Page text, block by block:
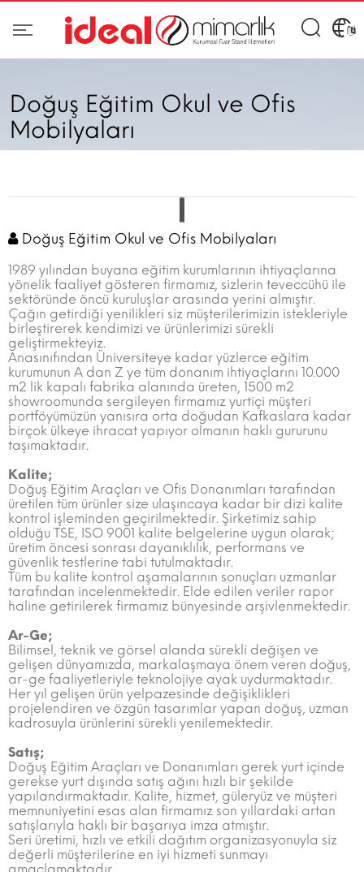
Doğuş Eğitim Okul ve Ofis
Mobilyaları
Doğuş Eğitim Okul ve Ofis Mobilyaları
1989 yılından buyana eğitim kurumlarının ihtiyaçlarına
yönelik faaliyet gösteren firmamız, sizlerin teveccühü ile
sektöründe öncü kuruluşlar arasında yerini almıştır.
Çağın getirdiği yenilikleri siz müşterilerimizin istekleriyle
birleştirerek kendimizi ve ürünlerimizi sürekli
geliştirmekteyiz.
Anasınıfından Üniversiteye kadar yüzlerce eğitim
kurumunun A dan Z ye tüm donanım ihtiyaçlarını 10.000
m2 lik kapalı fabrika alanında üreten, 1500 m2
showroomunda sergileyen firmamız yurtiçi müşteri
portföyümüzün yanısıra orta doğudan Kafkaslara kadar
birçok ülkeye ihracat yapıyor olmanın haklı gururunu
taşımaktadır.
Kalite;
Doğuş Eğitim Araçları ve Ofis Donanımları tarafından
üretilen tüm ürünler size ulaşıncaya kadar bir dizi kalite
kontrol işleminden geçirilmektedir. Şirketimiz sahip
olduğu TSE, ISO 9001 kalite belgelerine uygun olarak;
üretim öncesi sonrası dayanıklılık, performans ve
güvenlik testlerine tabi tutulmaktadır.
Tüm bu kalite kontrol aşamalarının sonuçları uzmanlar
tarafından incelenmektedir. Elde edilen veriler rapor
haline getirilerek firmamız bünyesinde arşivlenmektedir.
Ar-Ge;
Bilimsel, teknik ve görsel alanda sürekli değişen ve
gelişen dünyamızda, markalaşmaya önem veren doğuş,
ar-ge faaliyetleriyle teknolojiye ayak uydurmaktadır.
Her yıl gelişen ürün yelpazesinde değişiklikleri
projelendiren ve özgün tasarımlar yapan doğuş, uzman
kadrosuyla ürünlerini sürekli yenilemektedir.
Satış;
Doğuş Eğitim Araçları ve Donanımları gerek yurt içinde
gerekse yurt dışında satış ağını hızlı bir şekilde
yapılandırmaktadır. Kalite, hizmet, güleryüz ve müşteri
memnuniyetini esas alan firmamız son yıllardaki artan
satışlarıyla haklı bir başarıya imza atmıştır.
Seri üretimi, hızlı ve etkili dağıtım organizasyonuyla siz
değerli müşterilerine en iyi hizmeti sunmayı